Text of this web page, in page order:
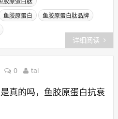
胶原蛋白肽
鱼胶原蛋白 鱼胶原蛋白肽品牌
详细阅读
0 tai
真的吗，鱼胶原蛋白抗衰